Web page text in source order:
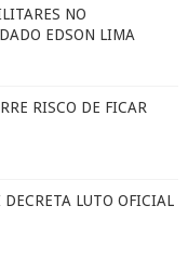
NO
EDSON LIMA
RISCO DE FICAR
LUTO OFICIAL